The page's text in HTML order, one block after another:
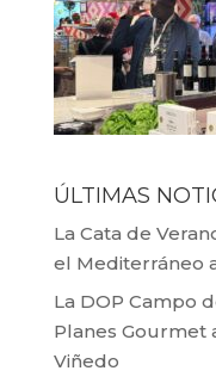
ÚLTIMAS
La Cata de
el Mediterráneo
La DOP Campo
Planes Gourmet
Viñedo